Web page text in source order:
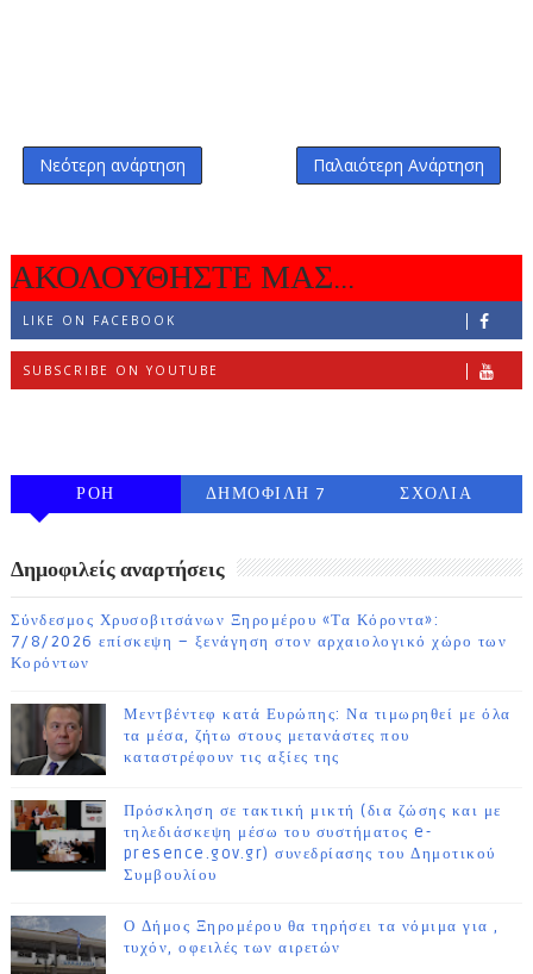
Νεότερη ανάρτηση Παλαιότερη Ανάρτηση
ΑΚΟΛΟΥΘΗΣΤΕ ΜΑΣ...
LIKE ON FACEBOOK
SUBSCRIBE ON YOUTUBE
ΡΟΗ
ΔΗΜΟΦΙΛΗ 7
ΣΧΟΛΙΑ
Δημοφιλείς αναρτήσεις
Σύνδεσμος Χρυσοβιτσάνων Ξηρομέρου «Τα Κόροντα»:
7/8/2026 επίσκεψη – ξενάγηση στον αρχαιολογικό χώρο των
Κορόντων
Μεντβέντεφ κατά Ευρώπης: Να τιμωρηθεί με όλα
τα μέσα, ζήτω στους μετανάστες που
καταστρέφουν τις αξίες της
Πρόσκληση σε τακτική μικτή (δια ζώσης και με
τηλεδιάσκεψη μέσω του συστήματος e-
presence.gov.gr) συνεδρίασης του Δημοτικού
Συμβουλίου
Ο Δήμος Ξηρομέρου θα τηρήσει τα νόμιμα για ,
τυχόν, οφειλές των αιρετών